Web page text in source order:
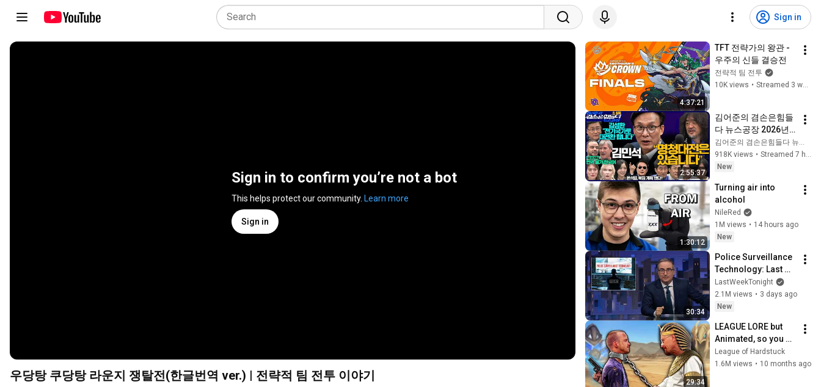
Sign in
Sign in to confirm you’re not a bot
This helps protect our community. Learn more
Sign in
우당탕 쿠당탕 라운지 쟁탈전(한글번역 ver.) | 전략적 팀 전투 이야기
4:37:21
TFT 전략가의 왕관 -
우주의 신들 결승전
전략적 팀 전투
10K views • Streamed 3 weeks ago
2:55:37
김어준의 겸손은힘들
다 뉴스공장 2026년 8
월 6일 목요일 [김민
석, 김성환, 홍사훈X주
진우X봉지욱X박시동,
김어준의 겸손은힘들다 뉴스공장
918K views •
Streamed 7 hours ago
New
1:30:12
Turning air into
alcohol
NileRed
1M views • 14 hours ago
New
30:34
Police Surveillance
Technology: Last
Week Tonight with
John Oliver (HBO)
LastWeekTonight
2.1M views • 3 days ago
New
29:34
LEAGUE LORE but
Animated, so you
don't have to read it
League of Hardstuck
1.6M views • 10 months ago